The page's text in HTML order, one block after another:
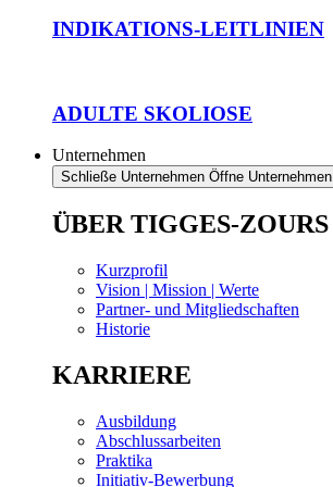
INDIKATIONS-LEITLINIEN
ADULTE SKOLIOSE
Unternehmen
Schließe Unternehmen Öffne Unternehmen
ÜBER TIGGES-ZOURS
Kurzprofil
Vision | Mission | Werte
Partner- und Mitgliedschaften
Historie
KARRIERE
Ausbildung
Abschlussarbeiten
Praktika
Initiativ-Bewerbung